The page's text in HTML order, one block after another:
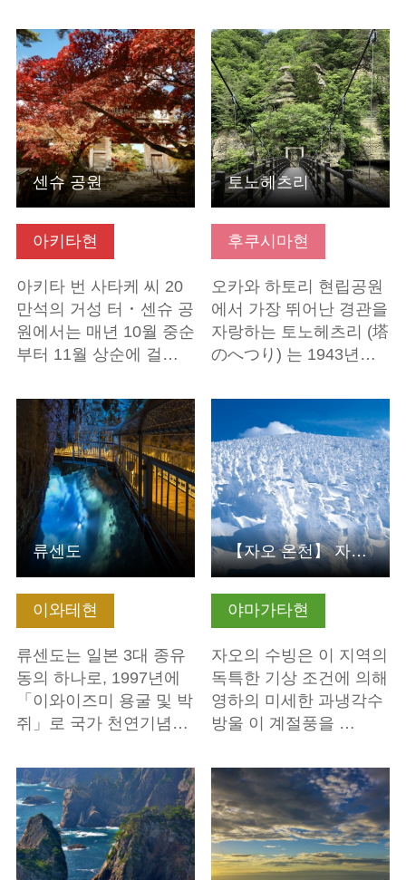
아키타현
아키타 번 사타케 씨 20
만석의 거성 터 ･ 센슈 공
원에서는 매년 10월 중순
부터 11월 상순에 걸…
기본정보 보기
센슈 공원
후쿠시마현
오카와 하토리 현립공원
에서 가장 뛰어난 경관을
자랑하는 토노헤츠리 (塔
のへつり) 는 1943년…
기본정보 보기
토노헤츠리
이와테현
류센도는 일본 3대 종유
동의 하나로, 1997년에
「이와이즈미 용굴 및 박
쥐」로 국가 천연기념…
기본정보 보기
류센도
야마가타현
자오의 수빙은 이 지역의
독특한 기상 조건에 의해
영하의 미세한 과냉각수
방울 이 계절풍을 …
【자오 온천】 자오의 수빙
기본정보 보기 기본정보 보기